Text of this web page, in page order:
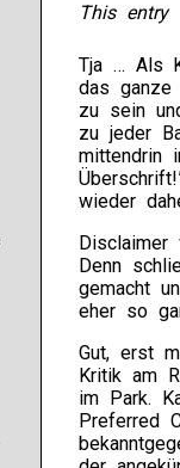
This entry
Tja … Als
das ganze
zu sein
zu jeder
mittendrin
wieder
Denn
gemacht
eher so
Gut, erst
Kritik am
im Park.
Preferred